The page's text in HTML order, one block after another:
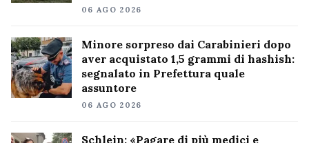
06 AGO 2026
Minore sorpreso dai Carabinieri dopo
aver acquistato 1,5 grammi di hashish:
segnalato in Prefettura quale
assuntore
06 AGO 2026
Schlein: «Pagare di più medici e